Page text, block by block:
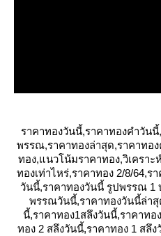
ราคาทองวันนี้,ราคาทองคำวัน
พรรณ,ราคาทองล่าสุด,ราคาทอ
ทอง,แนวโน้มราคาทอง,วิเครา
ทองเท่าไหร่,ราคาทอง 2/8/64,ร
วันนี้,ราคาทองวันนี้ รูปพรรณ 1
พรรณวันนี้,ราคาทองวันนี้ล่า
นี้,ราคาทอง1สลึงวันนี้,ราคาทอ
ทอง 2 สลึงวันนี้,ราคาทอง 1 สลึ